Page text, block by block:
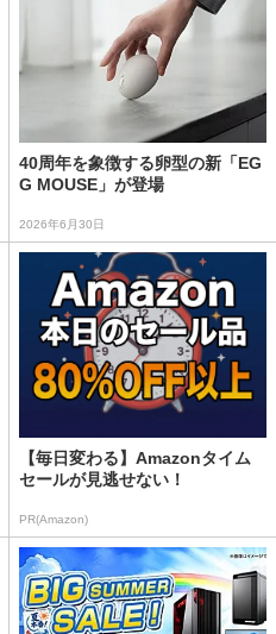
40周年を象徴する卵型の新「EG
G MOUSE」が登場
2026年6月30日
【毎日変わる】Amazonタイム
セールが見逃せない！
PR(Amazon)